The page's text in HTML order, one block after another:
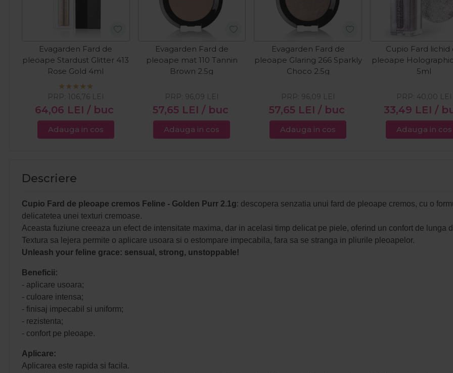
Evagarden Fard de
pleoape Stardust Glitter 413
Rose Gold 4ml
64,06 LEI / buc
PRP: 106,76 LEI
Adauga in cos
Evagarden Fard de
pleoape mat 110 Tannin
Brown 2.5g
57,65 LEI / buc
PRP: 96,09 LEI
Adauga in cos
Evagarden Fard de
pleoape Glaring 266 Sparkly
Choco 2.5g
57,65 LEI / buc
PRP: 96,09 LEI
Adauga in cos
Cupio Fard lichid
pleoape
5ml
33,49 LEI /
PRP: 40,00 LEI
Adauga in cos
Descriere
Cupio Fard de pleoape cremos Feline - Golden Purr 2.1g: descopera senzatia unui fard de pleoape cremos, cu o
delicatetea unei texturi cremoase.
Aceasta fuziune creeaza un efect de intensitate maxima, dar in acelasi timp delicat pe piele, oferind un confort de lunga
Textura sa lejera permite o aplicare usoara si o estompare impecabila, fara sa se stranga in pliurile pleoapelor.
Unleash your feline grace: sensual, strong, unstoppable!
Beneficii:
- aplicare usoara;
- culoare intensa;
- finisaj impecabil si uniform;
- rezistenta;
- confort pe pleoape.
Aplicare:
Aplicarea este rapida si facila.